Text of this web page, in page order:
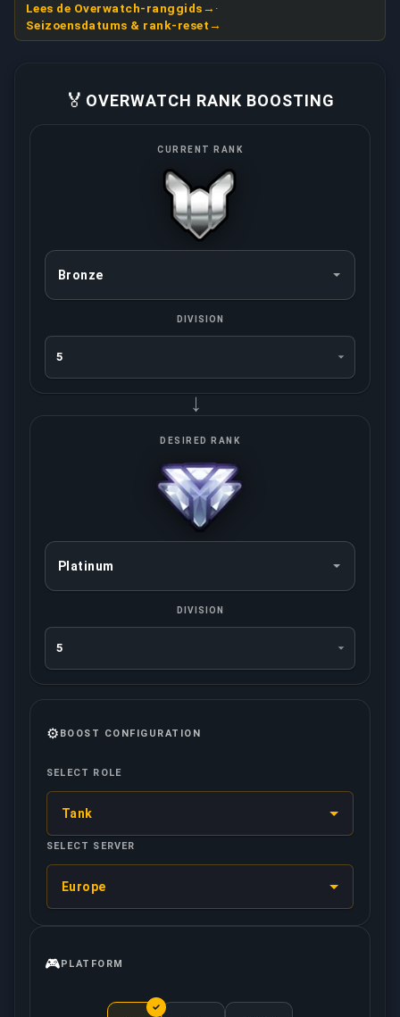
Lees de Overwatch-ranggids
·
Seizoensdatums & rank-reset
🏅 OVERWATCH RANK BOOSTING
CURRENT RANK
DIVISION
→
DESIRED RANK
DIVISION
⚙️ BOOST CONFIGURATION
SELECT ROLE
Tank
SELECT SERVER
Europe
🎮PLATFORM